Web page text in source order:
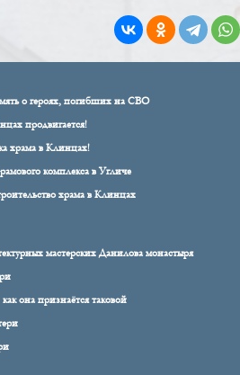
о героях, погибших на СВО
продвигается!
храма в Клинцах!
комплекса в Угличе
храма в Клинцах
мастерских Данилова монастыря
она признаётся таковой